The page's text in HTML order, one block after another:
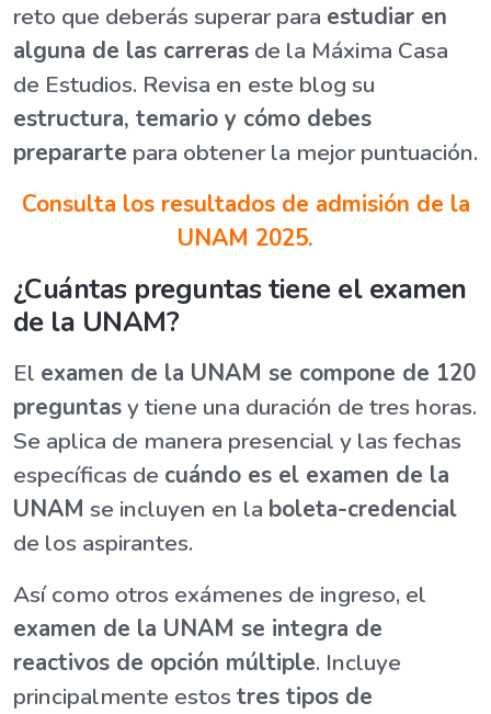
reto que deberás superar para estudiar en
alguna de las carreras de la Máxima Casa
de Estudios. Revisa en este blog su
estructura, temario y cómo debes
prepararte para obtener la mejor puntuación.
Consulta los resultados de admisión de la
UNAM 2025.
¿Cuántas preguntas tiene el examen
de la UNAM?
El examen de la UNAM se compone de 120
preguntasy tiene una duración de tres horas.
Se aplica de manera presencial y las fechas
específicas de cuándo es el examen de la
UNAM se incluyen en la boleta-credencial
de los aspirantes.
Así como otros exámenes de ingreso, el
examen de la UNAM se integra de
reactivos de opción múltiple. Incluye
principalmente estos tres tipos de